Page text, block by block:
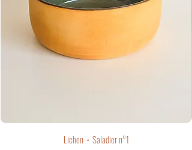
Lichen・Saladier n°1